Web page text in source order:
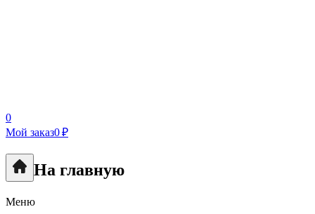
0
Мой заказ0 ₽
На главную
Меню